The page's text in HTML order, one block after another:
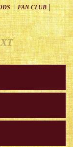
FAN CLUB